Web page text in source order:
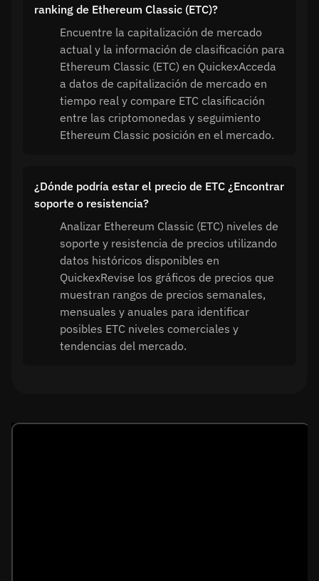
ranking de Ethereum Classic (ETC)?
Encuentre la capitalización de mercado
actual y la información de clasificación para
Ethereum Classic (ETC) en QuickexAcceda
a datos de capitalización de mercado en
tiempo real y compare ETC clasificación
entre las criptomonedas y seguimiento
Ethereum Classic posición en el mercado.
¿Dónde podría estar el precio de ETC ¿Encontrar
soporte o resistencia?
Analizar Ethereum Classic (ETC) niveles de
soporte y resistencia de precios utilizando
datos históricos disponibles en
QuickexRevise los gráficos de precios que
muestran rangos de precios semanales,
mensuales y anuales para identificar
posibles ETC niveles comerciales y
tendencias del mercado.